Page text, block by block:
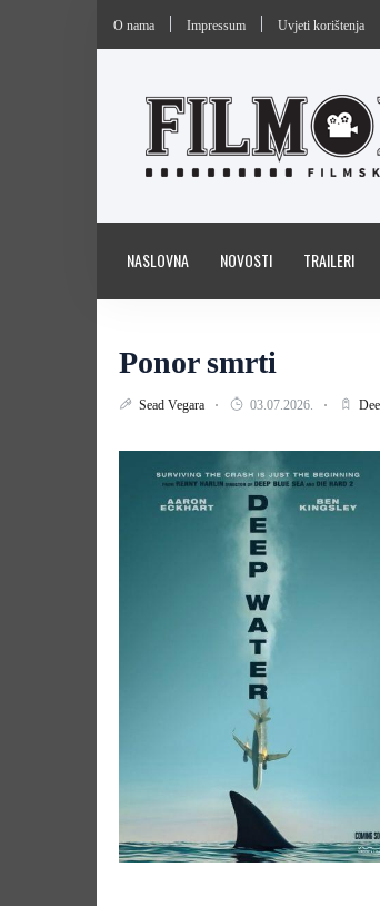
O nama Impressum Uvjeti korištenja
NASLOVNA NOVOSTI TRAILERI
Ponor smrti
Sead Vegara 03.07.2026.